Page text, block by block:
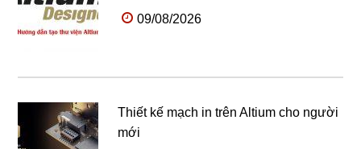
09/08/2026
Thiết kế mạch in trên Altium cho người
mới